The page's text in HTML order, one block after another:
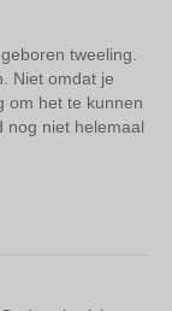
tweeling.
Niet omdat je
om het te kunnen
nog niet helemaal